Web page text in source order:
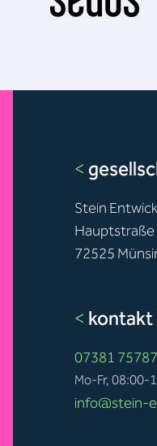
<
Stein
72525
<kontakt
07381
Mo-Fr, 08:00-
info@stein-